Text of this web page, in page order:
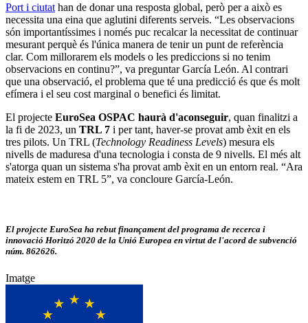
Port i ciutat han de donar una resposta global, però per a això es
necessita una eina que aglutini diferents serveis. “Les observacions
són importantíssimes i només puc recalcar la necessitat de continuar
mesurant perquè és l'única manera de tenir un punt de referència
clar. Com millorarem els models o les prediccions si no tenim
observacions en continu?”, va preguntar García León. Al contrari
que una observació, el problema que té una predicció és que és molt
efímera i el seu cost marginal o benefici és limitat.
El projecte EuroSea OSPAC haurà d'aconseguir, quan finalitzi a
la fi de 2023, un TRL 7 i per tant, haver-se provat amb èxit en els
tres pilots. Un TRL (Technology Readiness Levels) mesura els
nivells de maduresa d'una tecnologia i consta de 9 nivells. El més alt
s'atorga quan un sistema s'ha provat amb èxit en un entorn real. “Ara
mateix estem en TRL 5”, va concloure García-León.
El projecte EuroSea ha rebut finançament del programa de recerca i
innovació Horitzó 2020 de la Unió Europea en virtut de l'acord de subvenció
núm. 862626.
Imatge